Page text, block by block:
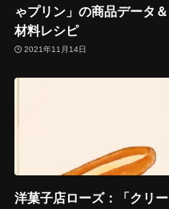
ゃプリン」の商品データ＆
材料レシピ
2021年11月14日
洋菓子店ローズ：「クリー